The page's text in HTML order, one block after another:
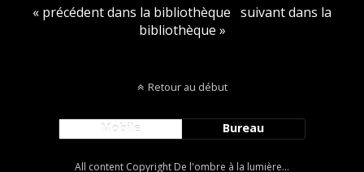
« précédent dans la bibliothèque suivant dans la
bibliothèque »
Retour au début
Mobile Bureau
All content Copyright De l'ombre à la lumière...